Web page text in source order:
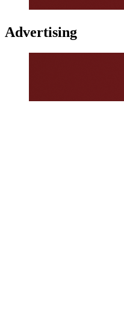
Advertising